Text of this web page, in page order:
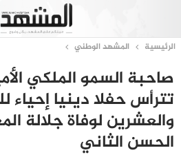
الرئيسية المشهد الوطني
صاحبة السمو الملكي
تترأس حفلا دينيا إحياء
والعشرين لوفاة جلالة
الحسن الثاني